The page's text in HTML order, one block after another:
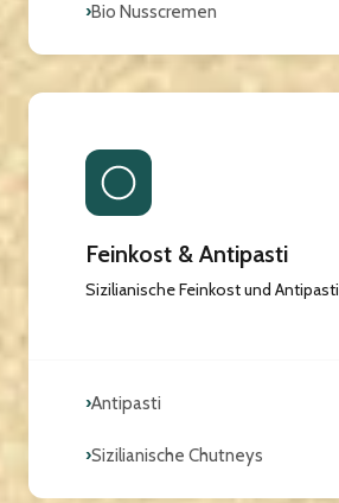
›Bio Nusscremen
Feinkost & Antipasti
Sizilianische Feinkost und Antipasti
›Antipasti
›Sizilianische Chutneys